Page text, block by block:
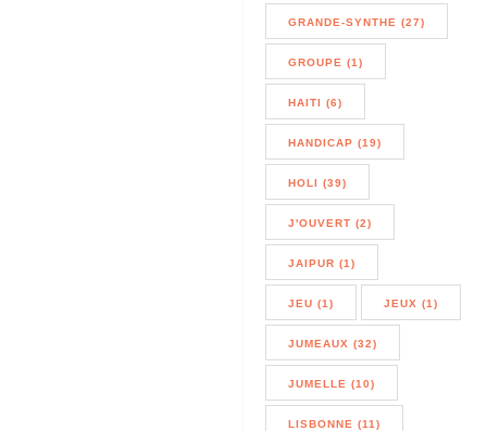
GRANDE-SYNTHE (27)
GROUPE (1)
HAITI (6)
HANDICAP (19)
HOLI (39)
J'OUVERT (2)
JAIPUR (1)
JEU (1) JEUX (1)
JUMEAUX (32)
JUMELLE (10)
LISBONNE (11)